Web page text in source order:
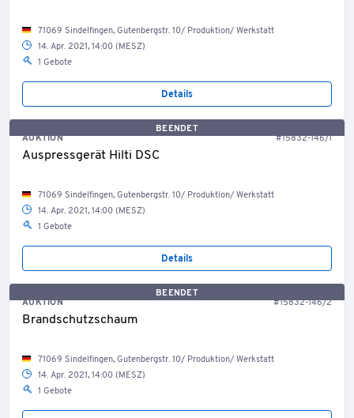
71069 Sindelfingen, Gutenbergstr. 10/ Produktion/ Werkstatt
14. Apr. 2021, 14:00 (MESZ)
1 Gebote
Details
BEENDET
AUKTION
#15832-146/1
Auspressgerät Hilti DSC
71069 Sindelfingen, Gutenbergstr. 10/ Produktion/ Werkstatt
14. Apr. 2021, 14:00 (MESZ)
1 Gebote
Details
BEENDET
AUKTION
#15832-146/2
Brandschutzschaum
71069 Sindelfingen, Gutenbergstr. 10/ Produktion/ Werkstatt
14. Apr. 2021, 14:00 (MESZ)
1 Gebote